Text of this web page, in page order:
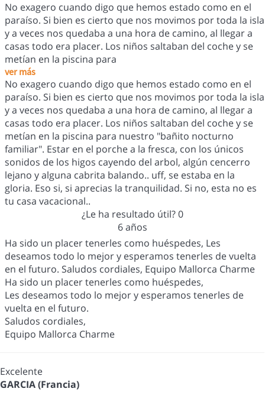
No exagero cuando digo que hemos estado como en el
paraíso. Si bien es cierto que nos movimos por toda la isla
y a veces nos quedaba a una hora de camino, al llegar a
casas todo era placer. Los niños saltaban del coche y se
metían en la piscina para
ver más
No exagero cuando digo que hemos estado como en el
paraíso. Si bien es cierto que nos movimos por toda la isla
y a veces nos quedaba a una hora de camino, al llegar a
casas todo era placer. Los niños saltaban del coche y se
metían en la piscina para nuestro "bañito nocturno
familiar". Estar en el porche a la fresca, con los únicos
sonidos de los higos cayendo del arbol, algún cencerro
lejano y alguna cabrita balando.. uff, se estaba en la
gloria. Eso si, si aprecias la tranquilidad. Si no, esta no es
tu casa vacacional..
¿Le ha resultado útil?0
6 años
Ha sido un placer tenerles como huéspedes, Les
deseamos todo lo mejor y esperamos tenerles de vuelta
en el futuro. Saludos cordiales, Equipo Mallorca Charme
Ha sido un placer tenerles como huéspedes,
Les deseamos todo lo mejor y esperamos tenerles de
vuelta en el futuro.
Saludos cordiales,
Equipo Mallorca Charme
Excelente
GARCIA (Francia)